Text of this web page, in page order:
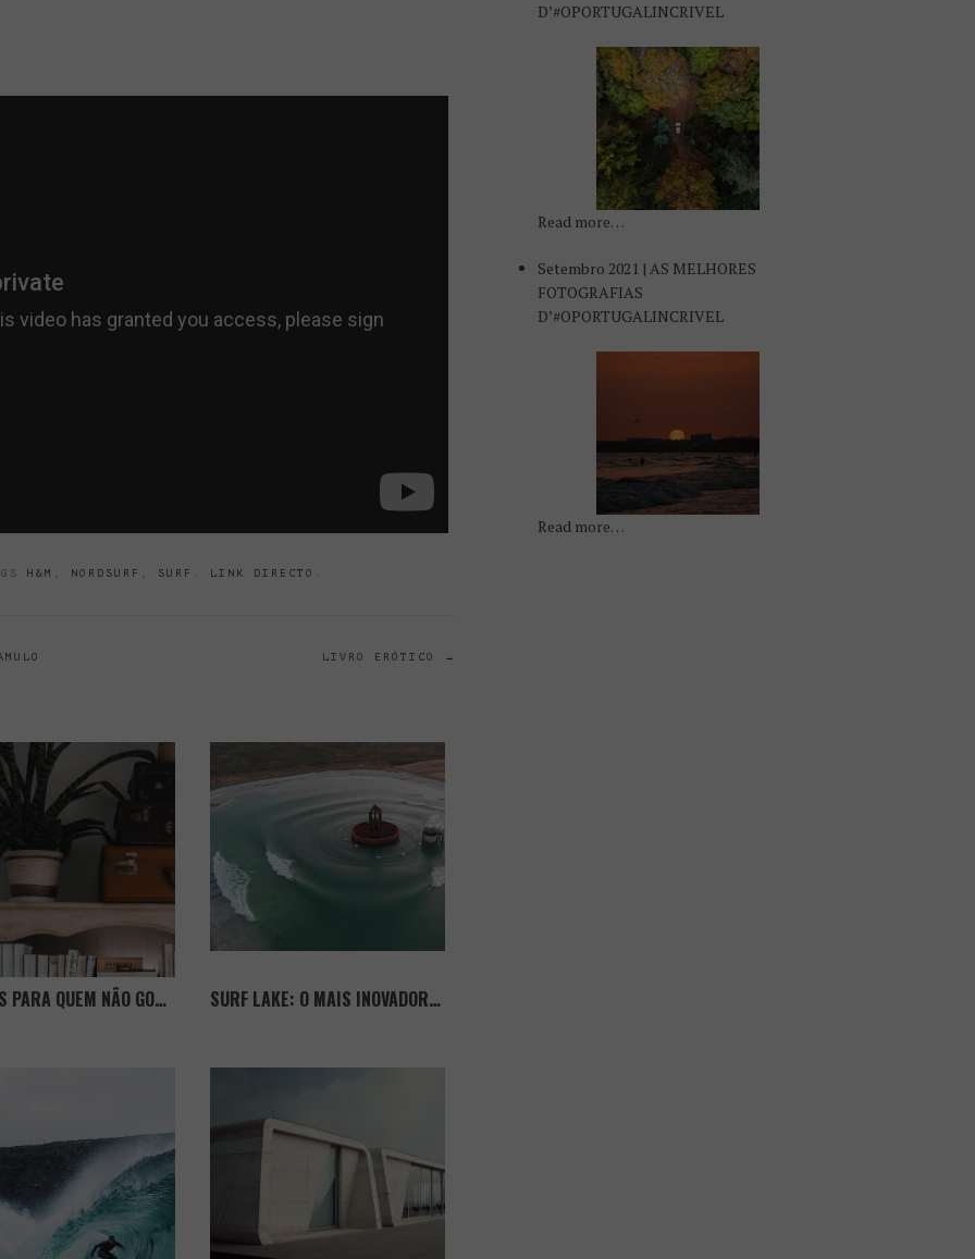
H&M NORDSURF SURF LINK DIRECTO
LIVRO ERÓTICO →
5 LIVROS PARA QUEM NÃO GOSTA DE LER SURF LAKE: O MAIS INOVADOR PARQUE DE SURF DO MUNDO
D’#OPORTUGALINCRIVEL
Read more…
Setembro 2021 | AS MELHORES
FOTOGRAFIAS
D’#OPORTUGALINCRIVEL
Read more…